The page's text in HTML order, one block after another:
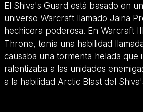
El Shiva's Guard está basado en
universo Warcraft llamado Jaina
hechicera poderosa. En Warcraft
Throne, tenía una habilidad
causaba una tormenta helada que
ralentizaba a las unidades
a la habilidad Arctic Blast del